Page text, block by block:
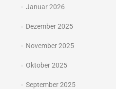
Januar 2026
Dezember 2025
November 2025
Oktober 2025
September 2025